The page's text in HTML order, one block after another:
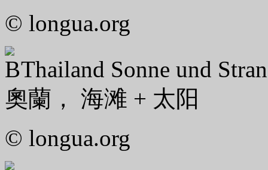
© longua.org
Thailand Sonne und
奧蘭， 海滩 + 太阳
© longua.org